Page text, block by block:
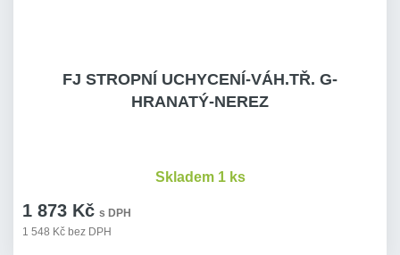
FJ STROPNÍ UCHYCENÍ-VÁH.TŘ. G-
HRANATÝ-NEREZ
1 873 Kč s DPH
1 548 Kč bez DPH
Skladem 1 ks